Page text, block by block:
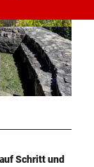
Tourismus, D. Ketz |
CC-BY-SA
Schritt und